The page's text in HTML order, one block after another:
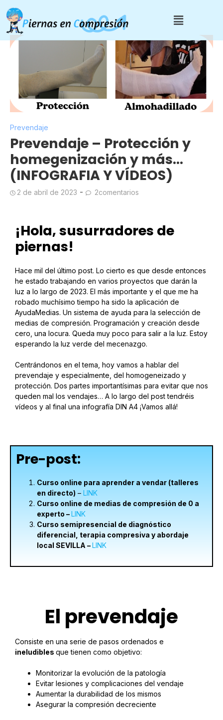
Prevendaje
Prevendaje – Protección y
homegenización y más…
(INFOGRAFIA Y VÍDEOS)
2 de abril de 2023 2comentarios
¡Hola, susurradores de
piernas!
Hace mil del último post. Lo cierto es que desde entonces
he estado trabajando en varios proyectos que darán la
luz a lo largo de 2023. El más importante y el que me ha
robado muchísimo tiempo ha sido la aplicación de
AyudaMedias. Un sistema de ayuda para la selección de
medias de compresión. Programación y creación desde
cero, una locura. Queda muy poco para salir a la luz. Estoy
esperando la luz verde del mecenazgo.
Centrándonos en el tema, hoy vamos a hablar del
prevendaje y especialmente, del homogeneizado y
protección. Dos partes importantísimas para evitar que nos
queden mal los vendajes… A lo largo del post tendréis
vídeos y al final una infografía DIN A4 ¡Vamos allá!
Pre-post:
Curso online para aprender a vendar (talleres
en directo) – LINK
Curso online de medias de compresión de 0 a
experto –LINK
Curso semipresencial de diagnóstico
diferencial, terapia compresiva y abordaje
local SEVILLA –LINK
El prevendaje
Consiste en una serie de pasos ordenados e
ineludibles que tienen como objetivo:
Monitorizar la evolución de la patología
Evitar lesiones y complicaciones del vendaje
Aumentar la durabilidad de los mismos
Asegurar la compresión decreciente